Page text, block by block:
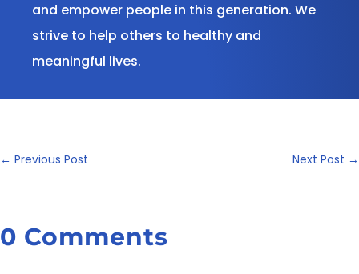
and empower people in this generation. We
strive to help others to healthy and
meaningful lives.
← Previous Post Next Post →
0 Comments